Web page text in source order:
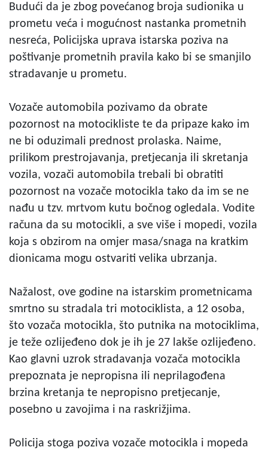
Budući da je zbog povećanog broja sudionika u
prometu veća i mogućnost nastanka prometnih
nesreća, Policijska uprava istarska poziva na
poštivanje prometnih pravila kako bi se smanjilo
stradavanje u prometu.
Vozače automobila pozivamo da obrate
pozornost na motocikliste te da pripaze kako im
ne bi oduzimali prednost prolaska. Naime,
prilikom prestrojavanja, pretjecanja ili skretanja
vozila, vozači automobila trebali bi obratiti
pozornost na vozače motocikla tako da im se ne
nađu u tzv. mrtvom kutu bočnog ogledala. Vodite
računa da su motocikli, a sve više i mopedi, vozila
koja s obzirom na omjer masa/snaga na kratkim
dionicama mogu ostvariti velika ubrzanja.
Nažalost, ove godine na istarskim prometnicama
smrtno su stradala tri motociklista, a 12 osoba,
što vozača motocikla, što putnika na motociklima,
je teže ozlijeđeno dok je ih je 27 lakše ozlijeđeno.
Kao glavni uzrok stradavanja vozača motocikla
prepoznata je nepropisna ili neprilagođena
brzina kretanja te nepropisno pretjecanje,
posebno u zavojima i na raskrižjima.
Policija stoga poziva vozače motocikla i mopeda